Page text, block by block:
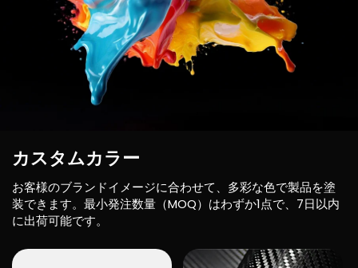
カスタムカラー
お客様のブランドイメージに合わせて、多彩な色で製品を塗
装できます。最小発注数量（MOQ）はわずか1点で、7日以内
に出荷可能です。